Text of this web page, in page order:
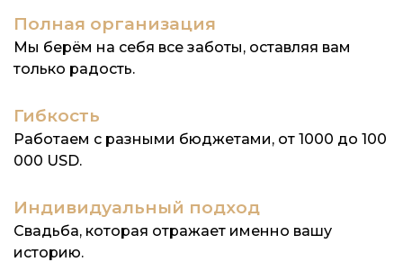
Полная организация
Мы берём на себя все заботы, оставляя вам
только радость.
Гибкость
Работаем с разными бюджетами, от 1000 до 100
000 USD.
Индивидуальный подход
Свадьба, которая отражает именно вашу
историю.